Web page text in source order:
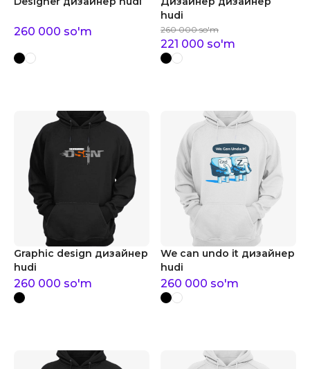
260 000 so'm
hudi
260 000 so'm
221 000 so'm
Graphic design дизайнер
hudi
260 000 so'm
We can undo it дизайнер
hudi
260 000 so'm